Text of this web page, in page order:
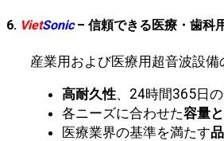
6. VietSonic– 信頼できる医療・歯科
産業用および医療用超音波設
高耐久性、24時間365日の
各ニーズに合わせた容量
医療業界の基準を満たす